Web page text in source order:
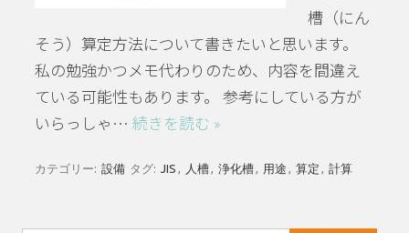
槽（にん
そう）算定方法について書きたいと思います。
私の勉強かつメモ代わりのため、内容を間違え
ている可能性もあります。 参考にしている方が
いらっしゃ… 続きを読む »
カテゴリー: 設備 タグ: JIS , 人槽, 浄化槽, 用途 , 算定 , 計算